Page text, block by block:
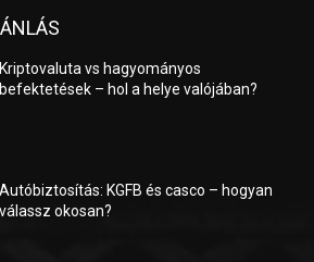
Kriptovaluta vs hagyományos
befektetések – hol a helye valójában?
Autóbiztosítás: KGFB és casco – hogyan
válassz okosan?